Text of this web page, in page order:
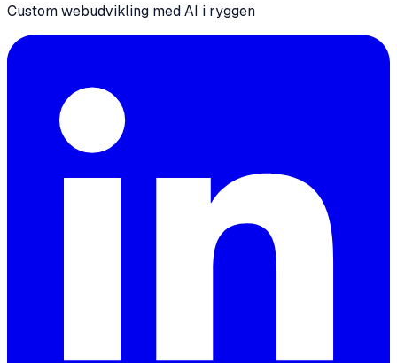
Custom webudvikling med AI i ryggen